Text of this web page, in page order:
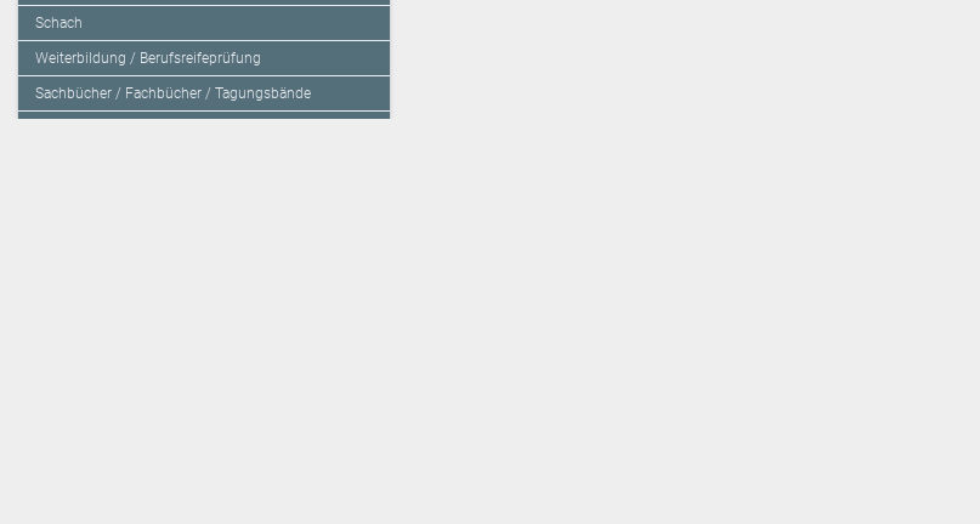
Schach
Weiterbildung / Berufsreifeprüfung
Sachbücher / Fachbücher / Tagungsbände